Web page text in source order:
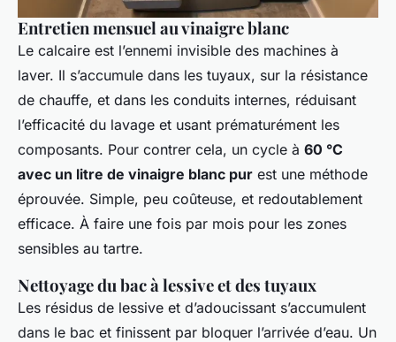
Entretien mensuel au vinaigre blanc
Le calcaire est l’ennemi invisible des machines à
laver. Il s’accumule dans les tuyaux, sur la résistance
de chauffe, et dans les conduits internes, réduisant
l’efficacité du lavage et usant prématurément les
composants. Pour contrer cela, un cycle à 60 °C
avec un litre de vinaigre blanc pur est une méthode
éprouvée. Simple, peu coûteuse, et redoutablement
efficace. À faire une fois par mois pour les zones
sensibles au tartre.
Nettoyage du bac à lessive et des tuyaux
Les résidus de lessive et d’adoucissant s’accumulent
dans le bac et finissent par bloquer l’arrivée d’eau. Un